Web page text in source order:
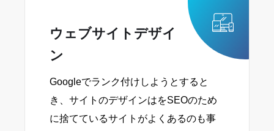
ウェブサイトデザイ
ン
Googleでランク付けしようとすると
き、サイトのデザインはをSEOのため
に捨てているサイトがよくあるのも事